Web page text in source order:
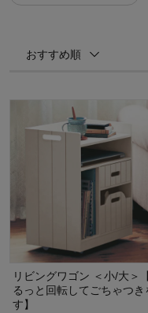
おすすめ順
リビングワゴン ＜小/大＞
るっと回転してごちゃつき
す】